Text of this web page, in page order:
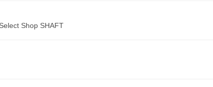
Shop SHAFT